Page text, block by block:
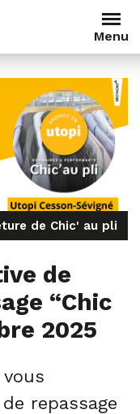
de Chic' au pli
de
“Chic
2025
repassage